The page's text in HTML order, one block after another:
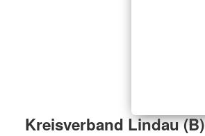
Kreisverband Lindau (B)